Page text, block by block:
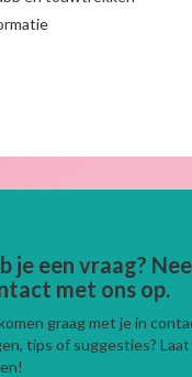
je een vraag?
met ons op.
graag met je in
tips of suggesties?